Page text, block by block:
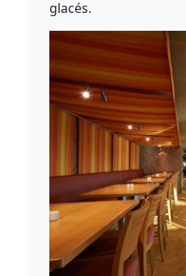
glacés.